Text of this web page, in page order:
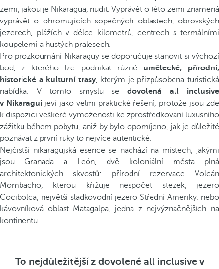
zemi, jakou je Nikaragua, nudit. Vyprávět o této zemi znamená
vyprávět o ohromujících sopečných oblastech, obrovských
jezerech, plážích v délce kilometrů, centrech s termálními
koupelemi a hustých pralesech.
Pro prozkoumání Nikaraguy se doporučuje stanovit si výchozí
bod, z kterého lze podnikat různé umělecké, přírodní,
historické a kulturní trasy, kterým je přizpůsobena turistická
nabídka. V tomto smyslu se dovolená all inclusive
v Nikaragui jeví jako velmi praktické řešení, protože jsou zde
k dispozici veškeré vymoženosti ke zprostředkování luxusního
zážitku během pobytu, aniž by bylo opomíjeno, jak je důležité
poznávat z první ruky to nejvíce autentické.
Nejčistší nikaragujská esence se nachází na místech, jakými
jsou Granada a León, dvě koloniální města plná
architektonických skvostů: přírodní rezervace Volcán
Mombacho, kterou křižuje nespočet stezek, jezero
Cocibolca, největší sladkovodní jezero Střední Ameriky, nebo
kávovníková oblast Matagalpa, jedna z nejvýznačnějších na
kontinentu.
To nejdůležitější z dovolené all inclusive v